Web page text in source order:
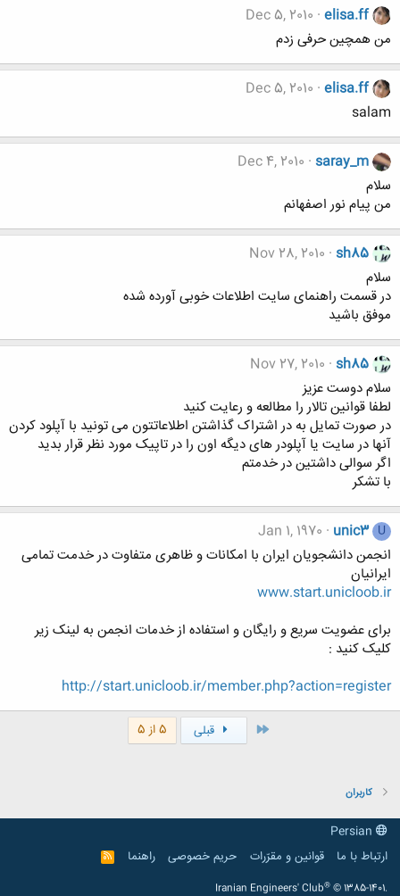
elisa.ff
Dec 5, 2010
من همچین حرفی زدم
elisa.ff
Dec 5, 2010
salam
saray_m
Dec 4, 2010
سلام
من پیام نور اصفهانم
sh85
Nov 28, 2010
سلام
در قسمت راهنمای سایت اطلاعات خوبی آورده شده
موفق باشید
sh85
Nov 27, 2010
سلام دوست عزیز
لطفا قوانین تالار را مطالعه و رعایت کنید
در صورت تمایل به در اشتراک گذاشتن اطلاعاتتون می تونید با آپلود کردن
آنها در سایت یا آپلودر های دیگه اون را در تاپیک مورد نظر قرار بدید
اگر سوالی داشتین در خدمتم
با تشکر
U
unic3
Jan 1, 1970
انجمن دانشجویان ایران با امکانات و ظاهری متفاوت در خدمت تمامی
ایرانیان
www.start.unicloob.ir
برای عضویت سریع و رایگان و استفاده از خدمات انجمن به لینک زیر
کلیک کنید :
http://start.unicloob.ir/member.php?action=register
اول قبلی 5 از 5
کاربران
ارتباط با ما
قوانین و مقرّرات حریم خصوصی راهنما
R
S
Iranian Engineers' Club® © 1385-1401.